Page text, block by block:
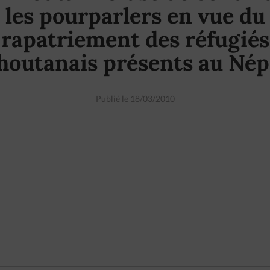
les pourparlers en vue du
rapatriement des réfugiés
présents au
Publié le 18/03/2010